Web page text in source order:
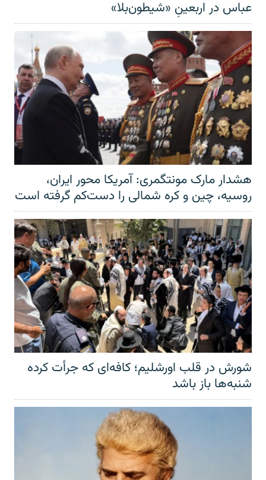
عباس در اربعینِ «شیطون‌بلا»
هشدار مارک مونتگمری: آمریکا محور ایران،
روسیه، چین و کره شمالی را دست‌کم گرفته است
شورش در قلب اورشلیم؛ کافه‌ای که جرأت کرده
شنبه‌ها باز باشد